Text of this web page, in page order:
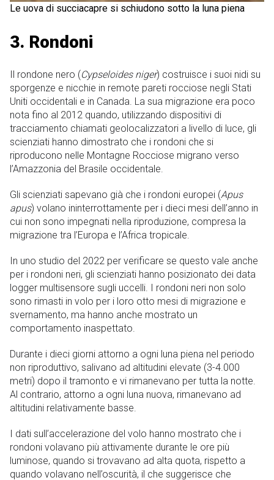
Le uova di succiacapre si schiudono sotto la luna piena
3. Rondoni
Il rondone nero (Cypseloides niger) costruisce i suoi nidi su
sporgenze e nicchie in remote pareti rocciose negli Stati
Uniti occidentali e in Canada. La sua migrazione era poco
nota fino al 2012 quando, utilizzando dispositivi di
tracciamento chiamati geolocalizzatori a livello di luce, gli
scienziati hanno dimostrato che i rondoni che si
riproducono nelle Montagne Rocciose migrano verso
l’Amazzonia del Brasile occidentale.
Gli scienziati sapevano già che i rondoni europei (Apus
apus) volano ininterrottamente per i dieci mesi dell’anno in
cui non sono impegnati nella riproduzione, compresa la
migrazione tra l’Europa e l’Africa tropicale.
In uno studio del 2022 per verificare se questo vale anche
per i rondoni neri, gli scienziati hanno posizionato dei data
logger multisensore sugli uccelli. I rondoni neri non solo
sono rimasti in volo per i loro otto mesi di migrazione e
svernamento, ma hanno anche mostrato un
comportamento inaspettato.
Durante i dieci giorni attorno a ogni luna piena nel periodo
non riproduttivo, salivano ad altitudini elevate (3-4.000
metri) dopo il tramonto e vi rimanevano per tutta la notte.
Al contrario, attorno a ogni luna nuova, rimanevano ad
altitudini relativamente basse.
I dati sull’accelerazione del volo hanno mostrato che i
rondoni volavano più attivamente durante le ore più
luminose, quando si trovavano ad alta quota, rispetto a
quando volavano nell’oscurità, il che suggerisce che